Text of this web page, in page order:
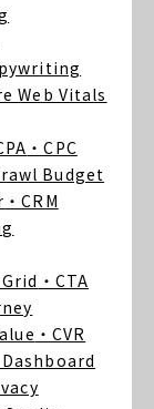
Web Vitals
・CPC
Budget
・CRM
Grid ・CTA
・CVR
Dashboard